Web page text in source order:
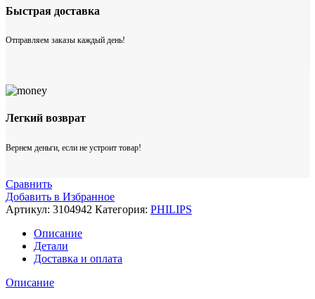
Быстрая доставка
Отправляем заказы каждый день!
Легкий возврат
Вернем деньги, если не устроит товар!
Сравнить
Добавить в Избранное
Артикул: 3104942 Категория: PHILIPS
Описание
Детали
Доставка и оплата
Описание